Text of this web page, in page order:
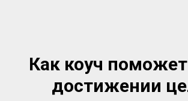
Как коуч
достижении